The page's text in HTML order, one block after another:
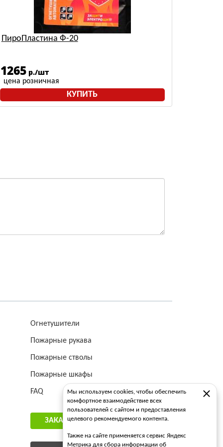
ПироПластина Ф-20
1265 р./шт
цена розничная
КУПИТЬ
Огнетушители
Пожарные рукава
Пожарные стволы
Пожарные шкафы
FAQ
ЗАКАЗАТЬ ЗВОНОК
Мы используем cookies, чтобы обеспечить
комфортное взаимодействие всех
пользователей с сайтом и предоставления
целевого рекомендуемого контента.
Также на сайте применяется сервис Яндекс
Метрика для сбора информации об